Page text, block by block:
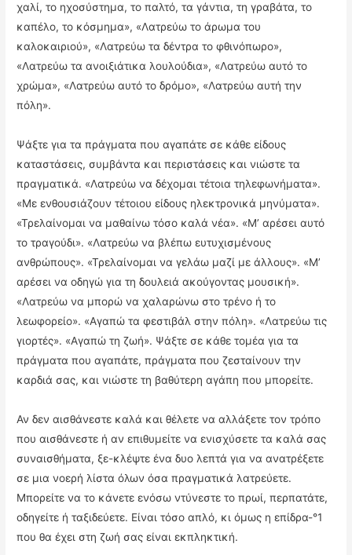
χαλί, το ηχοσύστημα, το παλτό, τα γάντια, τη γραβάτα, το
καπέλο, το κόσμημα», «Λατρεύω το άρωμα του
καλοκαιριού», «Λατρεύω τα δέντρα το φθινόπωρο»,
«Λατρεύω τα ανοιξιάτικα λουλούδια», «Λατρεύω αυτό το
χρώμα», «Λατρεύω αυτό το δρόμο», «Λατρεύω αυτή την
πόλη».
Ψάξτε για τα πράγματα που αγαπάτε σε κάθε είδους
καταστάσεις, συμβάντα και περιστάσεις και νιώστε τα
πραγματικά. «Λατρεύω να δέχομαι τέτοια τηλεφωνήματα».
«Με ενθουσιάζουν τέτοιου είδους ηλεκτρονικά μηνύματα».
«Τρελαίνομαι να μαθαίνω τόσο καλά νέα». «Μ’ αρέσει αυτό
το τραγούδι». «Λατρεύω να βλέπω ευτυχισμένους
ανθρώπους». «Τρελαίνομαι να γελάω μαζί με άλλους». «Μ’
αρέσει να οδηγώ για τη δουλειά ακούγοντας μουσική».
«Λατρεύω να μπορώ να χαλαρώνω στο τρένο ή το
λεωφορείο». «Αγαπώ τα φεστιβάλ στην πόλη». «Λατρεύω τις
γιορτές». «Αγαπώ τη ζωή». Ψάξτε σε κάθε τομέα για τα
πράγματα που αγαπάτε, πράγματα που ζεσταίνουν την
καρδιά σας, και νιώστε τη βαθύτερη αγάπη που μπορείτε.
Αν δεν αισθάνεστε καλά και θέλετε να αλλάξετε τον τρόπο
που αισθάνεστε ή αν επιθυμείτε να ενισχύσετε τα καλά σας
συναισθήματα, ξε-κλέψτε ένα δυο λεπτά για να ανατρέξετε
σε μια νοερή λίστα όλων όσα πραγματικά λατρεύετε.
Μπορείτε να το κάνετε ενόσω ντύνεστε το πρωί, περπατάτε,
οδηγείτε ή ταξιδεύετε. Είναι τόσο απλό, κι όμως η επίδρα-°1
που θα έχει στη ζωή σας είναι εκπληκτική.